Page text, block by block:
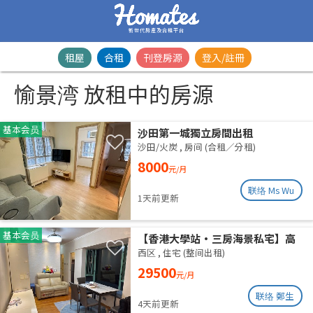
新世代房產及合租平台
租屋 合租 刊登房源 登入/註冊
愉景湾 放租中的房源
基本会员 沙田第一城獨立房間出租
沙田/火炭 , 房间 (合租／分租)
8000元/月
1天前更新
联络 Ms Wu
基本会员
【香港大學站•三房海景私宅】高
層山海雙景 港大近在咫尺 即住配置
免佣業主盤
西区 , 住宅 (整间出租)
29500元/月
4天前更新
联络 鄭生